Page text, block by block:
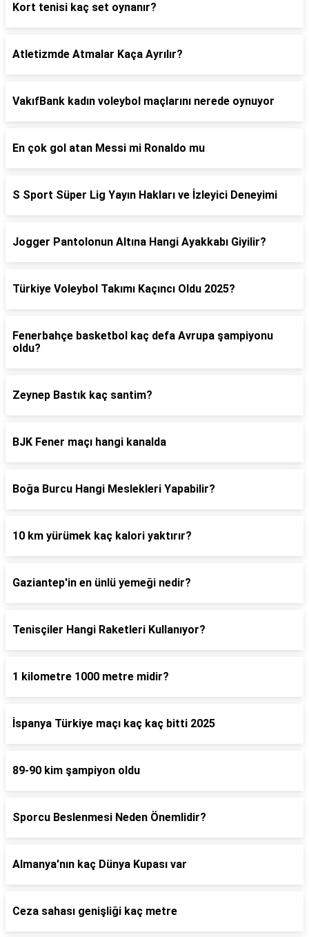
Kort tenisi kaç set oynanır?
Atletizmde Atmalar Kaça Ayrılır?
VakıfBank kadın voleybol maçlarını nerede oynuyor
En çok gol atan Messi mi Ronaldo mu
S Sport Süper Lig Yayın Hakları ve İzleyici Deneyimi
Jogger Pantolonun Altına Hangi Ayakkabı Giyilir?
Türkiye Voleybol Takımı Kaçıncı Oldu 2025?
Fenerbahçe basketbol kaç defa Avrupa şampiyonu
oldu?
Zeynep Bastık kaç santim?
BJK Fener maçı hangi kanalda
Boğa Burcu Hangi Meslekleri Yapabilir?
10 km yürümek kaç kalori yaktırır?
Gaziantep'in en ünlü yemeği nedir?
Tenisçiler Hangi Raketleri Kullanıyor?
1 kilometre 1000 metre midir?
İspanya Türkiye maçı kaç kaç bitti 2025
89-90 kim şampiyon oldu
Sporcu Beslenmesi Neden Önemlidir?
Almanya'nın kaç Dünya Kupası var
Ceza sahası genişliği kaç metre